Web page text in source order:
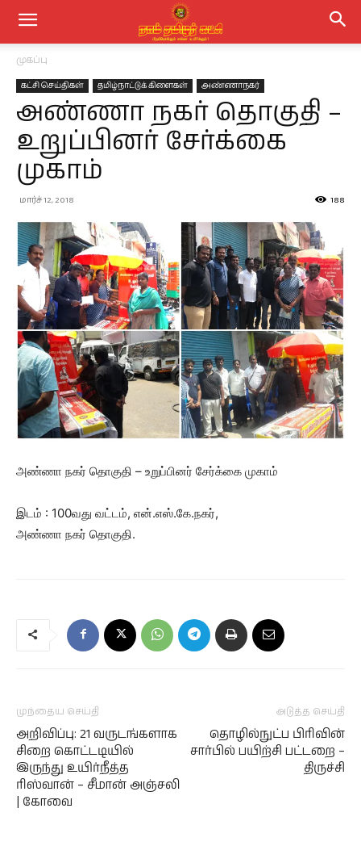
முகப்பு
கட்சி செய்திகள் தமிழ்நாட்டுக் கிளைகள் அண்ணாநகர்
அண்ணா நகர் தொகுதி –
உறுப்பினர் சேர்க்கை
முகாம்
மார்ச் 12, 2018 188
அண்ணா நகர் தொகுதி – உறுப்பினர் சேர்க்கை முகாம்
இடம் : 100வது வட்டம், என்.எஸ்.கே.நகர்,
அண்ணா நகர் தொகுதி.
முந்தைய செய்தி
அறிவிப்பு: 21 வருடங்களாக
சிறை கொட்டடியில்
இருந்து உயிர்நீத்த
ரிஸ்வான் – சீமான் அஞ்சலி
| கோவை
அடுத்த செய்தி
தொழில்நுட்ப பிரிவின்
சார்பில் பயிற்சி பட்டறை –
திருச்சி